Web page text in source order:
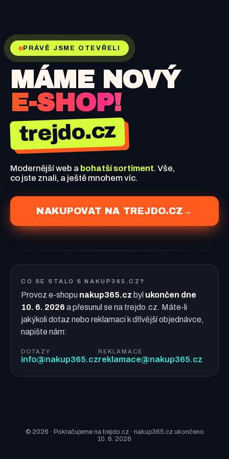
PRÁVĚ JSME OTEVŘELI
MÁME NOVÝ
E-SHOP!
trejdo.cz
Modernější web a bohatší sortiment. Vše,
co jste znali, a ještě mnohem víc.
NAKUPOVAT NA TREJDO.CZ →
CO SE STALO S NAKUP365.CZ?
Provoz e-shopu nakup365.cz byl ukončen dne
10. 6. 2026 a přesunul se na trejdo.cz. Máte-li
jakýkoli dotaz nebo reklamaci k dřívější objednávce,
napište nám:
DOTAZY
info@nakup365.cz
REKLAMACE
reklamace@nakup365.cz
© 2026 · Pokračujeme na trejdo.cz · nakup365.cz ukončeno
10. 6. 2026